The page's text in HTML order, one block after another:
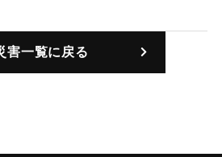
亡した。
年6月28日夕刊9面】
害一覧に戻る